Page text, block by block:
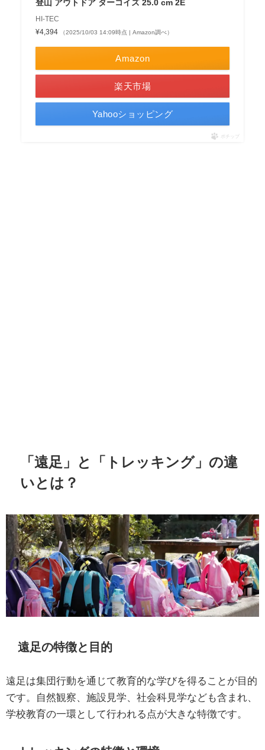
登山 アウトドア ターコイズ 25.0 cm 2E
HI-TEC
¥4,394
（2025/10/03 14:09時点 | Amazon調べ）
Amazon
楽天市場
Yahooショッピング
ポチップ
「遠足」と「トレッキング」の違
いとは？
遠足の特徴と目的
遠足は集団行動を通じて教育的な学びを得ることが目的
です。自然観察、施設見学、社会科見学なども含まれ、
学校教育の一環として行われる点が大きな特徴です。